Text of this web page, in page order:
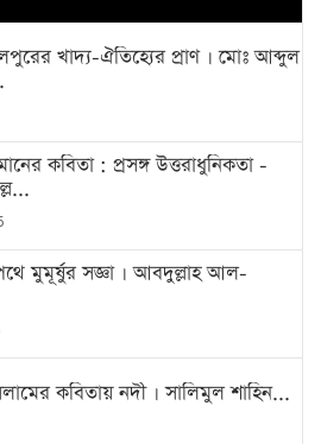
খাদ্য-ঐতিহ্যের প্রাণ । মোঃ আব্দুল
কবিতা : প্রসঙ্গ উত্তরাধুনিকতা -
মুমূর্ষুর সজ্ঞা । আবদুল্লাহ আল-
কবিতায় নদী । সালিমুল শাহিন...